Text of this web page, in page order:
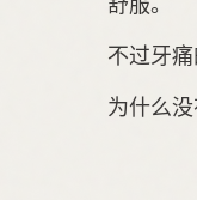
不过牙痛
为什么